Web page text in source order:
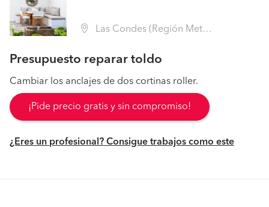
Las Condes (Región Metropolitana - Santiago)
Presupuesto reparar toldo
Cambiar los anclajes de dos cortinas roller.
¡Pide precio gratis y sin compromiso!
¿Eres un profesional? Consigue trabajos como este